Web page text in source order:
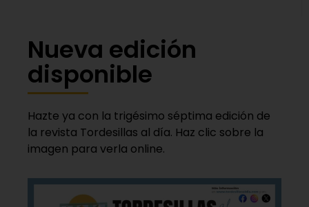
Nueva edición
disponible
Hazte ya con la trigésimo séptima edición de
la revista Tordesillas al día. Haz clic sobre la
imagen para verla online.